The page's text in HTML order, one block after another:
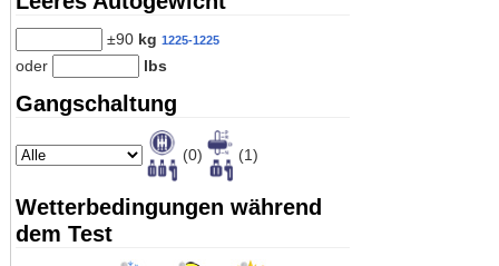
±90 kg 1225-1225
oder lbs
Gangschaltung
(0) (1)
Wetterbedingungen während
dem Test